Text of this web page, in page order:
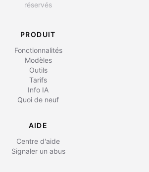
réservés
PRODUIT
Fonctionnalités
Modèles
Outils
Tarifs
Info IA
Quoi de neuf
AIDE
Centre d'aide
Signaler un abus